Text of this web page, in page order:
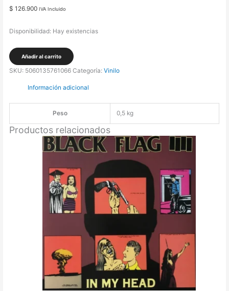
$ 126.900 IVA Incluido
Disponibilidad: Hay existencias
Alcapone,
Dennis
Mash
Up
Añadir al carrito
SKU: 5060135761066 Categoría:Vinilo
Información adicional
Peso 0,5 kg
Productos relacionados